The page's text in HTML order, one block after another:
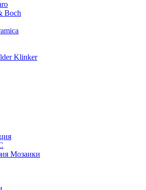
Boch
Klinker
Мозаики